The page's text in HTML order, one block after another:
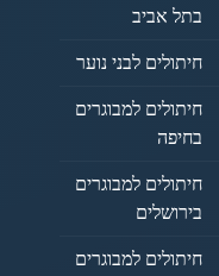
בתל אביב
חיתולים לבני נוער
חיתולים למבוגרים
בחיפה
חיתולים למבוגרים
בירושלים
חיתולים למבוגרים